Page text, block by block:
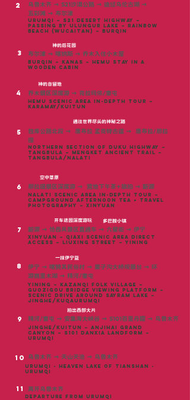
2 乌鲁木齐 → S21沙漠公路 → 途经乌伦古湖 →
五彩滩 → 布尔津
Urumqi – S21 Desert Highway –
Passing by Ulungur Lake – Rainbow
Beach (Wucaitan) – Burqin
3
神的后花园
布尔津 → 喀纳斯 → 乔木入住小木屋
Burqin – Kanas – Hemu Stay in a
Wooden Cabin
神的自留地
4 乔木景区深度游 → 克拉玛依/奎屯
Hemu Scenic Area In-Depth Tour –
Karamay/Kuitun
通往世界尽头的神秘之路
5 独库公路北段 → 唐布拉 孟克特古道 → 唐布拉/那拉
提
Northern Section of Duku Highway –
Tangbula – Mengket Ancient Trail –
Tangbula/Nalati
空中草原
6 那拉提景区深度游 → 营地下午茶+旅拍 → 新源
Nalati Scenic Area In-Depth Tour –
Campground Afternoon Tea + Travel
Photography – Xinyuan
7
开车进园深度游玩 多巴胺小镇
新源 → 恰西风景区直通车 → 六星街 → 伊宁
Xinyuan – Qiaxi Scenic Area Direct
Access – Liuxing Street – Yining
8
一抹伊宁蓝
伊宁 → 喀赞其民俗村 → 果子沟大桥观景台 → 环
游赛里木湖 → 精河/奎屯
Yining – Kazanqi Folk Village –
Guozigou Bridge Viewing Platform –
Scenic Drive Around Sayram Lake –
Jinghe/KuqaURUMQI
拍出西部大片
9 精河/奎屯 → 安集海大峡谷 → S101百里丹霞 → 乌鲁木齐
Jinghe/Kuitun – Anjihai Grand
Canyon – S101 Danxia Landform –
Urumqi
10 乌鲁木齐 → 天山天池 → 乌鲁木齐
Urumqi - heaven lake of tianshan -
urumqi
11 离开乌鲁木齐
DEPARTURE FROM URUMQI